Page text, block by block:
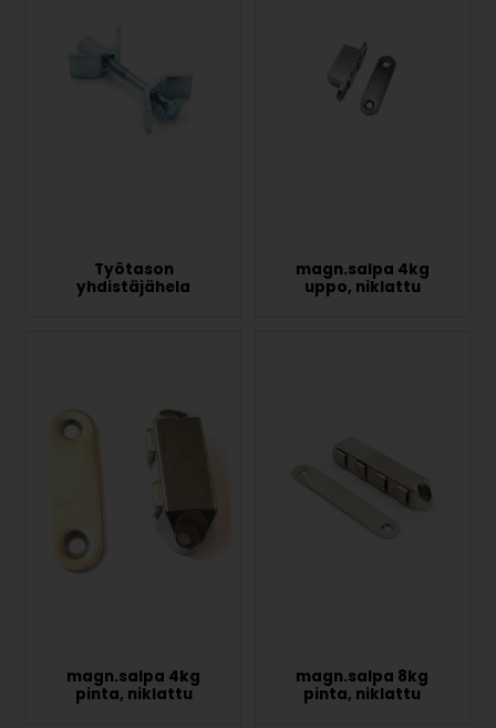
Työtason
yhdistäjähela
magn.salpa 4kg
uppo, niklattu
magn.salpa 4kg
pinta, niklattu
magn.salpa 8kg
pinta, niklattu